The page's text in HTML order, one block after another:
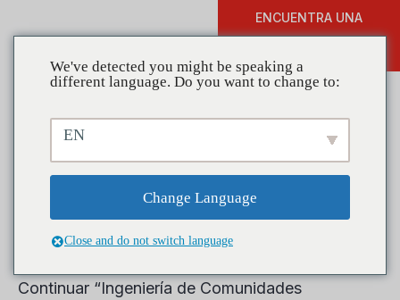
ENCUENTRA UNA
Reserve la fecha para el
Foro Nacional de Liderazgo
de CADCA
Continuar “Ingeniería de Comunidades
We've detected you might be speaking a
different language. Do you want to change to:
EN
Change Language
Close and do not switch language